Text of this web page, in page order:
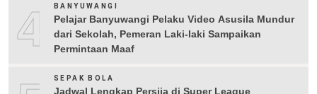
4 BANYUWANGI
Pelajar Banyuwangi Pelaku Video Asusila Mundur
dari Sekolah, Pemeran Laki-laki Sampaikan
Permintaan Maaf
SEPAK BOLA
Jadwal Lengkap Persija di Super League